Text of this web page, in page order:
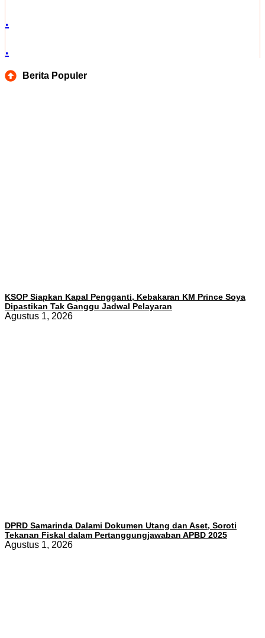
.
.
Berita Populer
KSOP Siapkan Kapal Pengganti, Kebakaran KM Prince Soya
Dipastikan Tak Ganggu Jadwal Pelayaran
Agustus 1, 2026
DPRD Samarinda Dalami Dokumen Utang dan Aset, Soroti
Tekanan Fiskal dalam Pertanggungjawaban APBD 2025
Agustus 1, 2026